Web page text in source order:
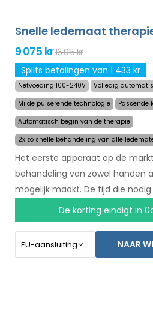
Snelle ledemaat
9 075 kr16 915 kr
Splits betalingen van 1 433 kr
Netvoeding 100-240V
Volledig
Milde pulserende technologie
Passende
Automatisch begin van de therapie
2x zo snelle behandeling van alle
Het eerste apparaat op de
behandeling van zowel handen
mogelijk maakt. De tijd die nodig
behandeling is teruggebracht
langdurige effect van de
gebleven. Met een automatisch
meer afhankelijk van een ander
De korting eindigt in
NAAR